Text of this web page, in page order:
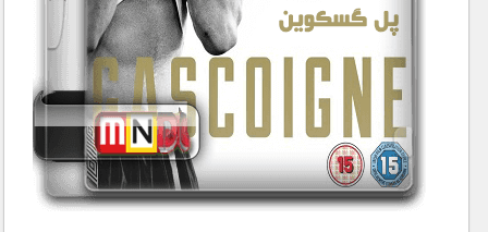
گردشگری
ماورایی
مسابقات / ورزشی
مستند های اختصاصی